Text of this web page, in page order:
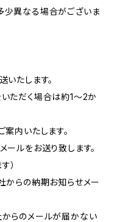
異なる場合がございま
たします。
ただく場合は約1～2か
内いたします。
ルをお送り致します。
）
からの納期お知らせメー
らのメールが届かない